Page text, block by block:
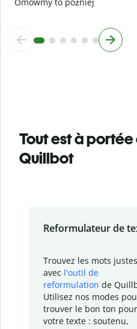
Tout est à
Quillbot
Reformulateur de
Trouvez les mots justes
avec l'outil de
reformulation de
Utilisez nos modes
trouver le bon ton pour
votre texte : soutenu,